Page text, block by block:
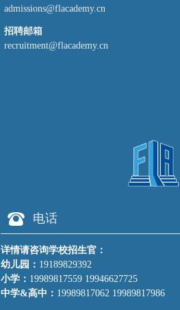
admissions@flacademy.cn
招聘邮箱
recruitment@flacademy.cn
电话
뀰
详情请咨询学校招生官：
幼儿园： 19189829392
小学： 19989817559 19946627725
中学&高中： 19989817062 19989817986